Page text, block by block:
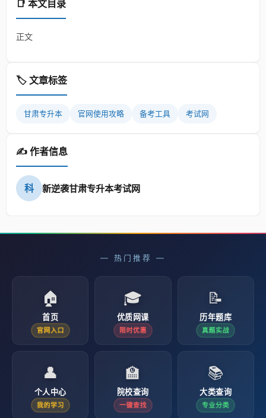
📑 本文目录
正文
🏷️ 文章标签
甘肃专升本 官网使用攻略 备考工具 考试网
✍️ 作者信息
科 新逆袭甘肃专升本考试网
— 热门推荐 —
🏠
首页
官网入口
🎓
优质网课
限时优惠
📝
历年题库
真题实战
👤
个人中心
我的学习
🏫
院校查询
一键查找
📚
大类查询
专业分类